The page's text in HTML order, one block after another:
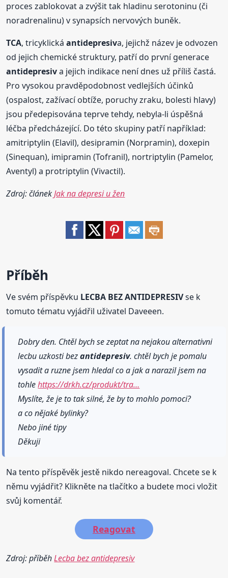
proces zablokovat a zvýšit tak hladinu serotoninu (či
noradrenalinu) v synapsích nervových buněk.
TCA, tricyklickáantidepresiva, jejichž název je odvozen
od jejich chemické struktury, patří do první generace
antidepresiva jejich indikace není dnes už příliš častá.
Pro vysokou pravděpodobnost vedlejších účinků
(ospalost, zažívací obtíže, poruchy zraku, bolesti hlavy)
jsou předepisována teprve tehdy, nebyla-li úspěšná
léčba předcházející. Do této skupiny patří například:
amitriptylin (Elavil), desipramin (Norpramin), doxepin
(Sinequan), imipramin (Tofranil), nortriptylin (Pamelor,
Aventyl) a protriptylin (Vivactil).
Zdroj: článekJak na depresi u žen
Příběh
Ve svém příspěvku LECBA BEZ ANTIDEPRESIVse k
tomuto tématu vyjádřil uživatel Daveeen.
Dobry den. Chtěl bych se zeptat na nejakou alternativni
lecbu uzkosti bezantidepresiv. chtěl bych je pomalu
vysadit a ruzne jsem hledal co a jak a narazil jsem na
tohlehttps://drkh.cz/produkt/tra…
Myslíte, že je to tak silné, že by to mohlo pomoci?
a co nějaké bylinky?
Nebo jiné tipy
Děkuji
Na tento příspěvěk jestě nikdo nereagoval. Chcete se k
němu vyjádřit? Klikněte na tlačítko a budete moci vložit
svůj komentář.
Reagovat
Zdroj: příběhLecba bez antidepresiv